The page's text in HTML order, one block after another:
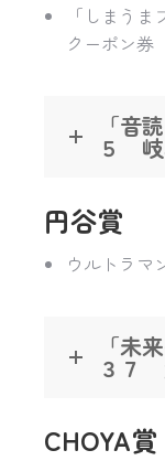
「しまうま
クーポン券
「音
５ 岐
円谷賞
ウルトラ
「未
３７
CHOYA賞